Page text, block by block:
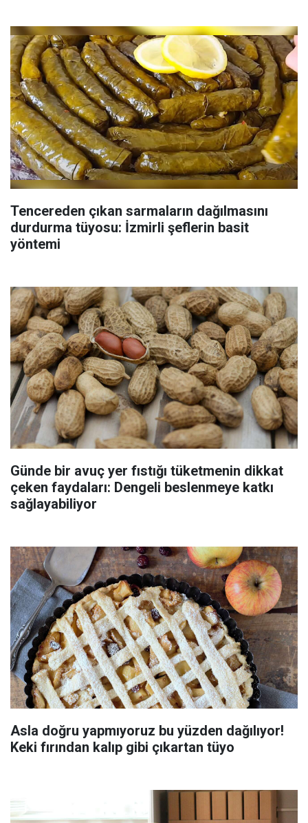
Tencereden çıkan sarmaların dağılmasını
durdurma tüyosu: İzmirli şeflerin basit
yöntemi
Günde bir avuç yer fıstığı tüketmenin dikkat
çeken faydaları: Dengeli beslenmeye katkı
sağlayabiliyor
Asla doğru yapmıyoruz bu yüzden dağılıyor!
Keki fırından kalıp gibi çıkartan tüyo